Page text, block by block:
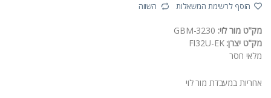
הוסף לרשימת המשאלות השווה
מק"ט מור לוי: GBM-3230
מק"ט יצרן: FI32U-EK
מלאי חסר
אחריות במעבדת מור לוי